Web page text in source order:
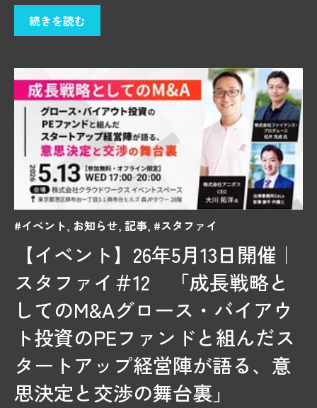
続きを読む
#イベント, お知らせ, 記事, #スタファイ
【イベント】26年5月13日開催｜
スタファイ＃12 「成長戦略と
してのM&Aグロース・バイアウ
ト投資のPEファンドと組んだス
タートアップ経営陣が語る、意
思決定と交渉の舞台裏」